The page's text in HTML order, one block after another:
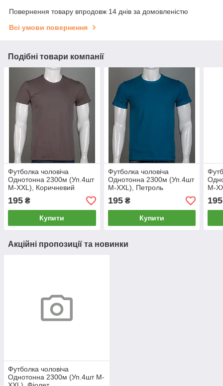
Повернення товару впродовж 14 днів за домовленістю
Всі умови повернення
Подібні товари компанії
Футболка чоловіча
Однотонна 2300м (Уп.4шт
M-XXL), Коричневий
195 ₴
Купити
Футболка чоловіча
Однотонна 2300м (Уп.4шт
M-XXL), Петроль
195₴
Купити
M-
195
Акційні пропозиції та новинки
Футболка чоловіча
Однотонна 2300м (Уп.4шт M-